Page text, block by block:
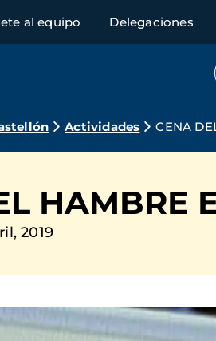
al equipo Delegaciones
Actividades CENA
HAMBRE
2019